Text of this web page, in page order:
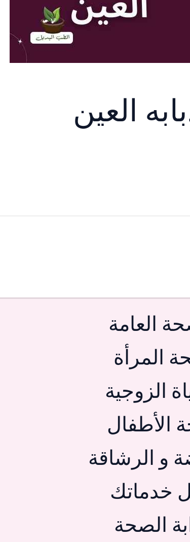
العين
العامة
المرأة
الزوجية
الأطفال
و الرشاقة
خدماتك
الصحة